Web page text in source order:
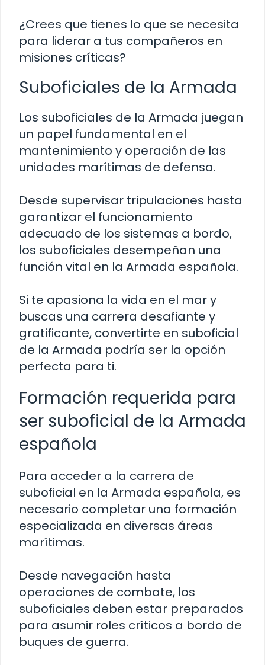
¿Crees que tienes lo que se necesita
para liderar a tus compañeros en
misiones críticas?
Suboficiales de la Armada
Los suboficiales de la Armada juegan
un papel fundamental en el
mantenimiento y operación de las
unidades marítimas de defensa.
Desde supervisar tripulaciones hasta
garantizar el funcionamiento
adecuado de los sistemas a bordo,
los suboficiales desempeñan una
función vital en la Armada española.
Si te apasiona la vida en el mar y
buscas una carrera desafiante y
gratificante, convertirte en suboficial
de la Armada podría ser la opción
perfecta para ti.
Formación requerida para
ser suboficial de la Armada
española
Para acceder a la carrera de
suboficial en la Armada española, es
necesario completar una formación
especializada en diversas áreas
marítimas.
Desde navegación hasta
operaciones de combate, los
suboficiales deben estar preparados
para asumir roles críticos a bordo de
buques de guerra.